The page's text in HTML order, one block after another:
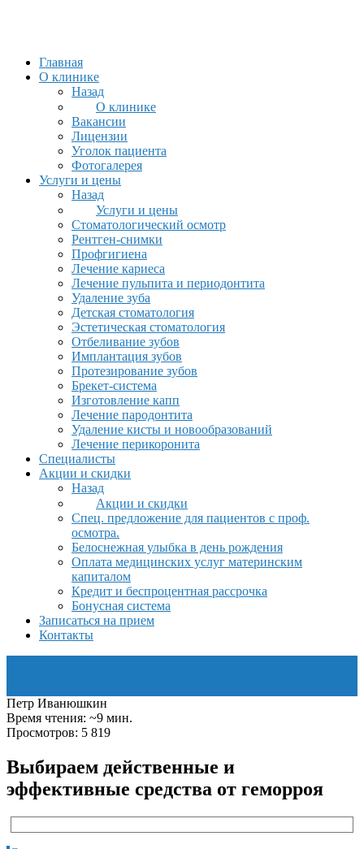
Главная
О клинике
Назад
О клинике
Вакансии
Лицензии
Уголок пациента
Фотогалерея
Услуги и цены
Назад
Услуги и цены
Стоматологический осмотр
Рентген-снимки
Профгигиена
Лечение кариеса
Лечение пульпита и периодонтита
Удаление зуба
Детская стоматология
Эстетическая стоматология
Отбеливание зубов
Имплантация зубов
Протезирование зубов
Брекет-система
Изготовление капп
Лечение пародонтита
Удаление кисты и новообразований
Лечение перикоронита
Специалисты
Акции и скидки
Назад
Акции и скидки
Спец. предложение для пациентов с проф.
осмотра.
Белоснежная улыбка в день рождения
Оплата медицинских услуг материнским
капиталом
Кредит и беспроцентная рассрочка
Бонусная система
Записаться на прием
Контакты
Петр Иванюшкин
Время чтения: ~9 мин.
Просмотров: 5 819
Выбираем действенные и
эффективные средства от геморроя